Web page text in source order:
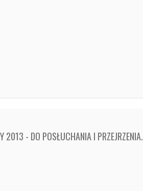
2013 - DO POSŁUCHANIA I PRZEJRZENIA.